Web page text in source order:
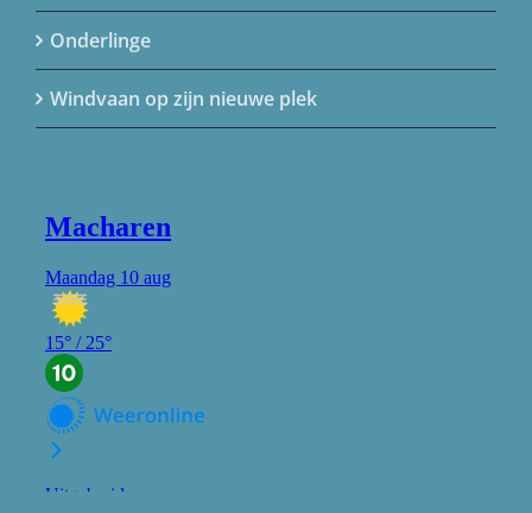
Onderlinge
Windvaan op zijn nieuwe plek